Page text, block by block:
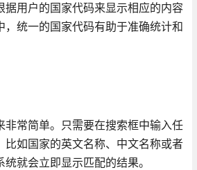
据用户的国家代码来显示相应的内容
，统一的国家代码有助于准确统计和
非常简单。只需要在搜索框中输入任
比如国家的英文名称、中文名称或者
就会立即显示匹配的结果。